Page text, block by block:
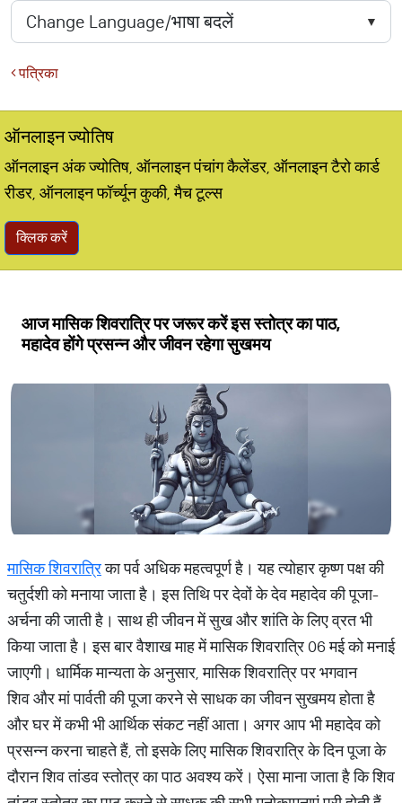
पत्रिका
ऑनलाइन ज्योतिष
ऑनलाइन अंक ज्योतिष, ऑनलाइन पंचांग कैलेंडर, ऑनलाइन टैरो कार्ड
रीडर, ऑनलाइन फॉर्च्यून कुकी, मैच टूल्स
क्लिक करें
आज मासिक शिवरात्रि पर जरूर करें इस स्तोत्र का पाठ,
महादेव होंगे प्रसन्न और जीवन रहेगा सुखमय
मासिक शिवरात्रिका पर्व अधिक महत्वपूर्ण है। यह त्योहार कृष्ण पक्ष की
चतुर्दशी को मनाया जाता है। इस तिथि पर देवों के देव महादेव की पूजा-
अर्चना की जाती है। साथ ही जीवन में सुख और शांति के लिए व्रत भी
किया जाता है। इस बार वैशाख माह में मासिक शिवरात्रि 06 मई को मनाई
जाएगी। धार्मिक मान्यता के अनुसार, मासिक शिवरात्रि पर भगवान
शिव और मां पार्वती की पूजा करने से साधक का जीवन सुखमय होता है
और घर में कभी भी आर्थिक संकट नहीं आता। अगर आप भी महादेव को
प्रसन्न करना चाहते हैं, तो इसके लिए मासिक शिवरात्रि के दिन पूजा के
दौरान शिव तांडव स्तोत्र का पाठ अवश्य करें। ऐसा माना जाता है कि शिव